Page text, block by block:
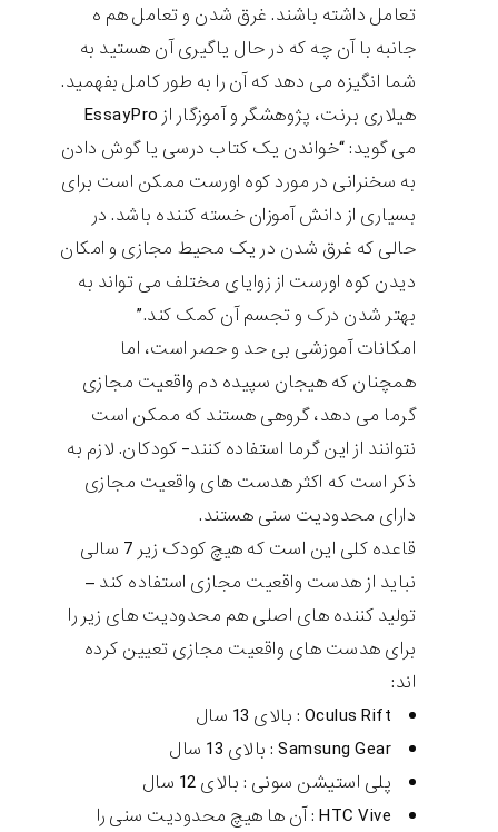
تعامل داشته باشند. غرق شدن و تعامل هم ه
جانبه با آن چه که در حال یاگیری آن هستید به
شما انگیزه می دهد که آن را به طور کامل بفهمید.
هیلاری برنت، پژوهشگر و آموزگار از EssayPro
می گوید: “خواندن یک کتاب درسی یا گوش دادن
به سخنرانی در مورد کوه اورست ممکن است برای
بسیاری از دانش آموزان خسته کننده باشد. در
حالی که غرق شدن در یک محیط مجازی و امکان
دیدن کوه اورست از زوایای مختلف می تواند به
بهتر شدن درک و تجسم آن کمک کند.”
امکانات آموزشی بی حد و حصر است، اما
همچنان که هیجان سپیده دم واقعیت مجازی
گرما می دهد، گروهی هستند که ممکن است
نتوانند از این گرما استفاده کنند- کودکان. لازم به
ذکر است که اکثر هدست های واقعیت مجازی
دارای محدودیت سنی هستند.
قاعده کلی این است که هیچ کودک زیر 7 سالی
نباید از هدست واقعیت مجازی استفاده کند –
تولید کننده های اصلی هم محدودیت های زیر را
برای هدست های واقعیت مجازی تعیین کرده
اند:
Oculus Rift : بالای 13 سال
Samsung Gear : بالای 13 سال
پلی استیشن سونی : بالای 12 سال
HTC Vive : آن ها هیچ محدودیت سنی را